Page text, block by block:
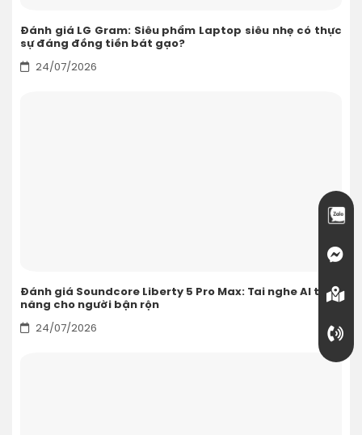
Đánh giá LG Gram: Siêu phẩm Laptop siêu nhẹ có thực
sự đáng đồng tiền bát gạo?
24/07/2026
Đánh giá Soundcore Liberty 5 Pro Max: Tai nghe AI toàn
năng cho người bận rộn
24/07/2026